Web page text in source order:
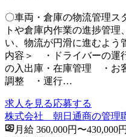
〇車両・倉庫の物流管理
トや倉庫内作業の進捗管
い、物流が円滑に進むよ
内容＞ ・ドライバーの運
の入出庫・在庫管理 ・お
調整 ・運行…
求人を見る応募する
株式会社 朝日通商の管理
月給 360,000円〜430,000円